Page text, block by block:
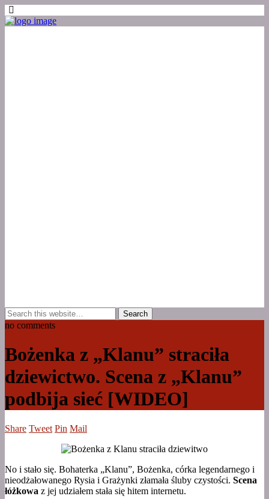
no comments
Bożenka z „Klanu” straciła
dziewictwo. Scena z „Klanu”
podbija sieć [WIDEO]
Share Tweet Pin Mail
No i stało się. Bohaterka „Klanu”, Bożenka, córka legendarnego i
nieodżałowanego Rysia i Grażynki złamała śluby czystości. Scena
łóżkowa z jej udziałem stała się hitem internetu.